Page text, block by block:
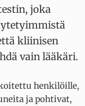
joka
kliinisen
vain lääkäri.
henkilöille,
ja pohtivat,